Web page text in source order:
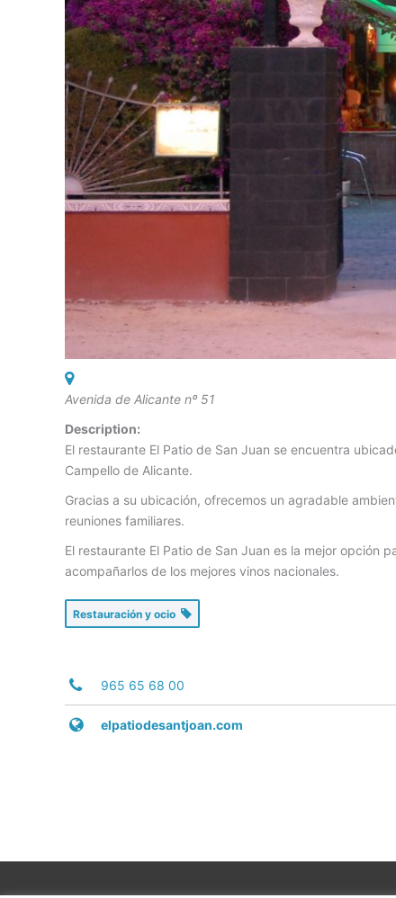
Avenida de Alicante nº 51
Description:
El restaurante El Patio de San Juan se encuentra
Campello de Alicante.
Gracias a su ubicación, ofrecemos un agradable
reuniones familiares.
El restaurante El Patio de San Juan es la mejor opción
acompañarlos de los mejores vinos nacionales.
Restauración y ocio
965 65 68 00
elpatiodesantjoan.com